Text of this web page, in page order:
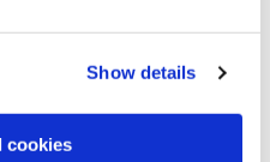
Show details
cookies
Fries 6/6